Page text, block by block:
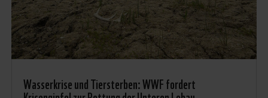
Wasserkrise und Tiersterben: WWF fordert